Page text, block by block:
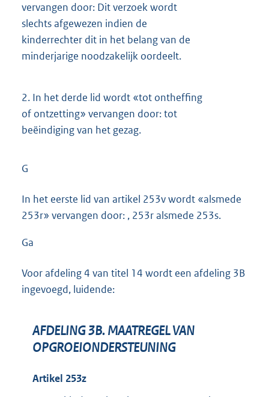
vervangen door: Dit verzoek wordt
slechts afgewezen indien de
kinderrechter dit in het belang van de
minderjarige noodzakelijk oordeelt.
2. In het derde lid wordt «tot ontheffing
of ontzetting» vervangen door: tot
beëindiging van het gezag.
G
In het eerste lid van artikel 253v wordt «alsmede
253r» vervangen door: , 253r alsmede 253s.
Ga
Voor afdeling 4 van titel 14 wordt een afdeling 3B
ingevoegd, luidende:
AFDELING 3B. MAATREGEL VAN
OPGROEIONDERSTEUNING
Artikel 253z